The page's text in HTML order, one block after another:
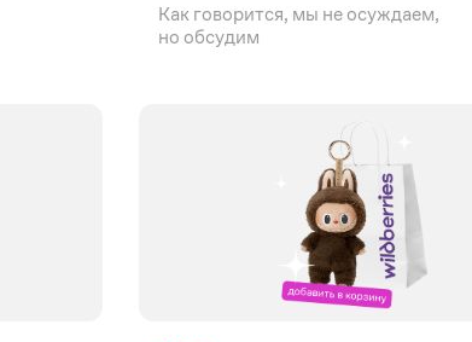
Как говорится, мы не осуждаем,
но обсудим